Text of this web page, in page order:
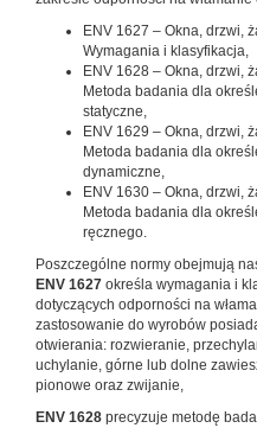
ENV 1627 – Okna, drzwi,
Wymagania i klasyfikacja,
ENV 1628 – Okna, drzwi,
Metoda badania dla
statyczne,
ENV 1629 – Okna, drzwi,
Metoda badania dla
dynamiczne,
ENV 1630 – Okna, drzwi,
Metoda badania dla
ręcznego.
Poszczególne normy obejmują
ENV 1627 określa wymagania i
dotyczących odporności na
zastosowanie do wyrobów
otwierania: rozwieranie,
uchylanie, górne lub dolne
pionowe oraz zwijanie,
ENV 1628 precyzuje metodę